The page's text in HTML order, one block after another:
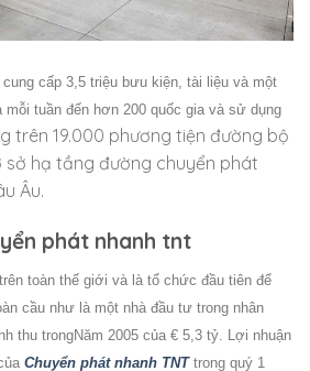
cung cấp 3,5 triệu bưu kiện, tài liệu và một
mỗi tuần đến hơn 200 quốc gia và sử dụng
trên 19.000 phương tiện đường bộ
sở hạ tầng đường chuyển phát
Âu.
phát nhanh tnt
toàn thế giới và là tổ chức đầu tiên để
cầu như là một nhà đầu tư trong nhân
thu trongNăm 2005 của € 5,3 tỷ. Lợi nhuận
Chuyển phát nhanh TNTtrong quý 1